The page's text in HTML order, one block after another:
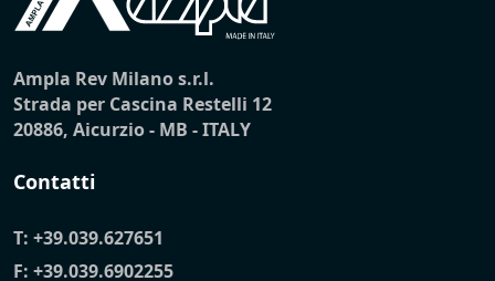
Ampla Rev Milano s.r.l.
Strada per Cascina Restelli 12
20886, Aicurzio - MB - ITALY
Contatti
T: +39.039.627651
F: +39.039.6902255